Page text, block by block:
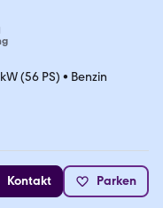
(56 PS) • Benzin
Kontakt Parken